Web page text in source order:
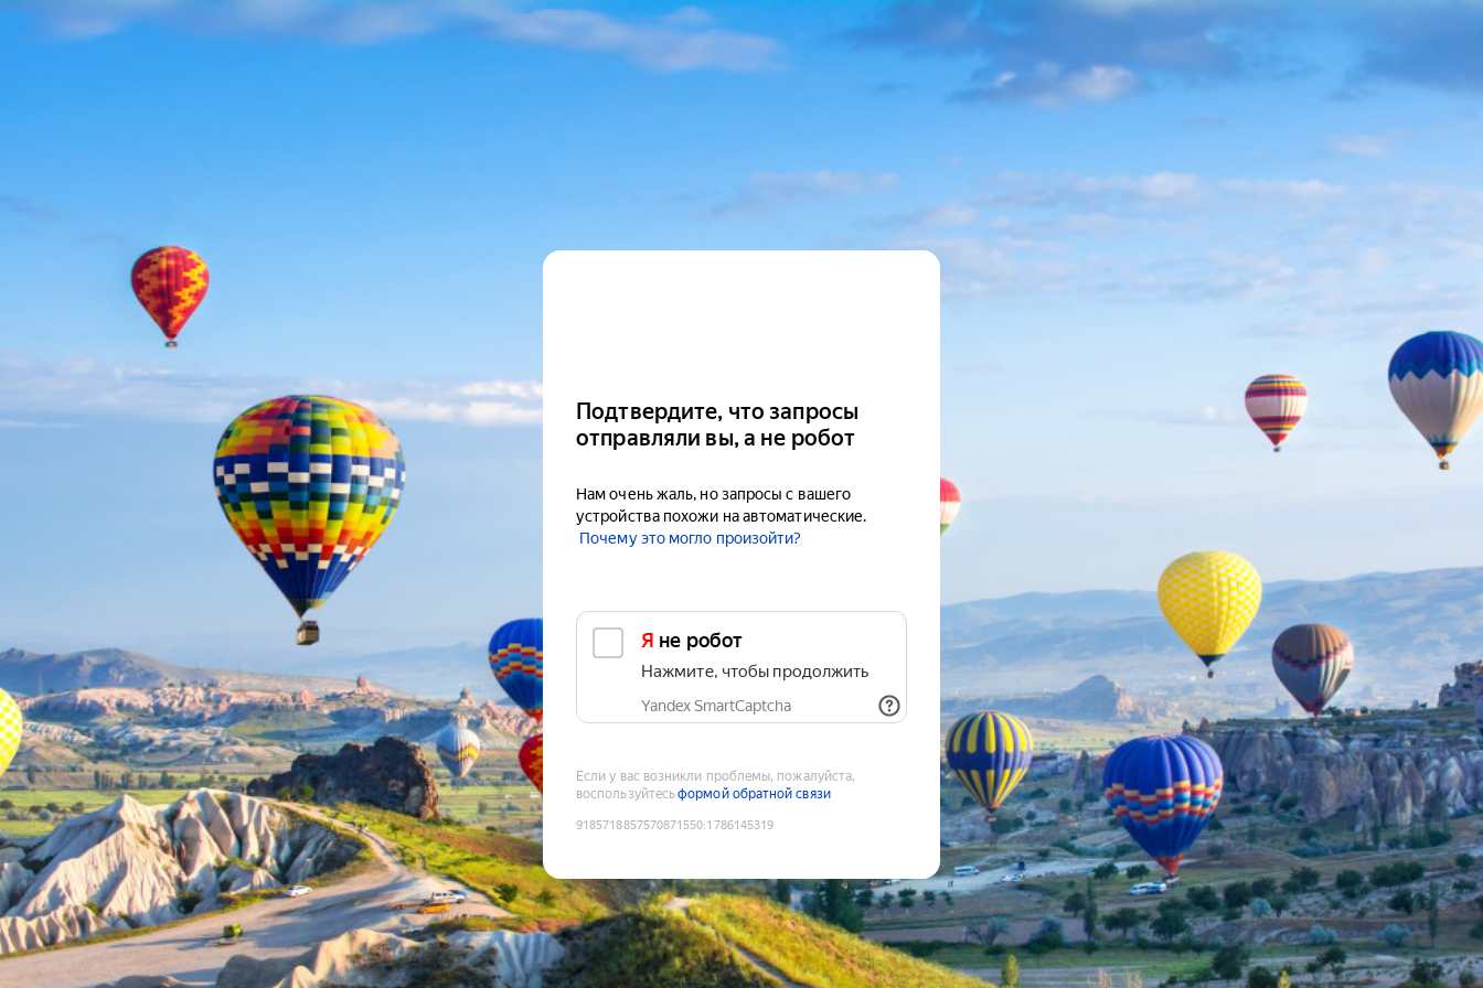
Подтвердите, что запросы
отправляли вы, а не робот
Нам очень жаль, но запросы с вашего
устройства похожи на автоматические.
Почему это могло произойти?
Я не робот
Нажмите, чтобы продолжить
Yandex SmartCaptcha
Если у вас возникли проблемы, пожалуйста,
воспользуйтесьформой обратной связи
9185718857570871550:1786145319